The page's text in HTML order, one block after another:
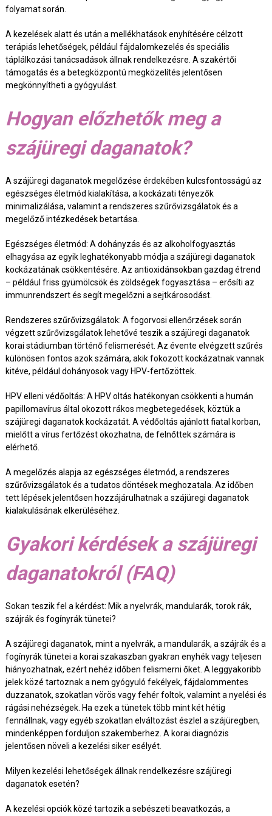
folyamat során.
A kezelések alatt és után a mellékhatások enyhítésére célzott
terápiás lehetőségek, például fájdalomkezelés és speciális
táplálkozási tanácsadások állnak rendelkezésre. A szakértői
támogatás és a betegközpontú megközelítés jelentősen
megkönnyítheti a gyógyulást.
Hogyan előzhetők meg a
szájüregi daganatok?
A szájüregi daganatok megelőzése érdekében kulcsfontosságú az
egészséges életmód kialakítása, a kockázati tényezők
minimalizálása, valamint a rendszeres szűrővizsgálatok és a
megelőző intézkedések betartása.
Egészséges életmód: A dohányzás és az alkoholfogyasztás
elhagyása az egyik leghatékonyabb módja a szájüregi daganatok
kockázatának csökkentésére. Az antioxidánsokban gazdag étrend
– például friss gyümölcsök és zöldségek fogyasztása – erősíti az
immunrendszert és segít megelőzni a sejtkárosodást.
Rendszeres szűrővizsgálatok: A fogorvosi ellenőrzések során
végzett szűrővizsgálatok lehetővé teszik a szájüregi daganatok
korai stádiumban történő felismerését. Az évente elvégzett szűrés
különösen fontos azok számára, akik fokozott kockázatnak vannak
kitéve, például dohányosok vagy HPV-fertőzöttek.
HPV elleni védőoltás: A HPV oltás hatékonyan csökkenti a humán
papillomavírus által okozott rákos megbetegedések, köztük a
szájüregi daganatok kockázatát. A védőoltás ajánlott fiatal korban,
mielőtt a vírus fertőzést okozhatna, de felnőttek számára is
elérhető.
A megelőzés alapja az egészséges életmód, a rendszeres
szűrővizsgálatok és a tudatos döntések meghozatala. Az időben
tett lépések jelentősen hozzájárulhatnak a szájüregi daganatok
kialakulásának elkerüléséhez.
Gyakori kérdések a szájüregi
daganatokról (FAQ)
Sokan teszik fel a kérdést: Mik a nyelvrák, mandularák, torok rák,
szájrák és fogínyrák tünetei?
A szájüregi daganatok, mint a nyelvrák, a mandularák, a szájrák és a
fogínyrák tünetei a korai szakaszban gyakran enyhék vagy teljesen
hiányozhatnak, ezért nehéz időben felismerni őket. A leggyakoribb
jelek közé tartoznak a nem gyógyuló fekélyek, fájdalommentes
duzzanatok, szokatlan vörös vagy fehér foltok, valamint a nyelési és
rágási nehézségek. Ha ezek a tünetek több mint két hétig
fennállnak, vagy egyéb szokatlan elváltozást észlel a szájüregben,
mindenképpen forduljon szakemberhez. A korai diagnózis
jelentősen növeli a kezelési siker esélyét.
Milyen kezelési lehetőségek állnak rendelkezésre szájüregi
daganatok esetén?
A kezelési opciók közé tartozik a sebészeti beavatkozás, a